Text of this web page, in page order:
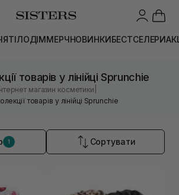
ТІЛОДІММЕРЧНОВИНКИБЕСТСЕЛЕРИ
товарів у лінійці Sprunchie
магазин косметики
товарів у лінійці Sprunchie
1 Сортувати